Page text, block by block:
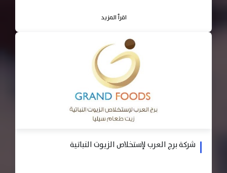
اقرأ المزيد
شركة برج العرب لإستخلاص الزيوت النباتية